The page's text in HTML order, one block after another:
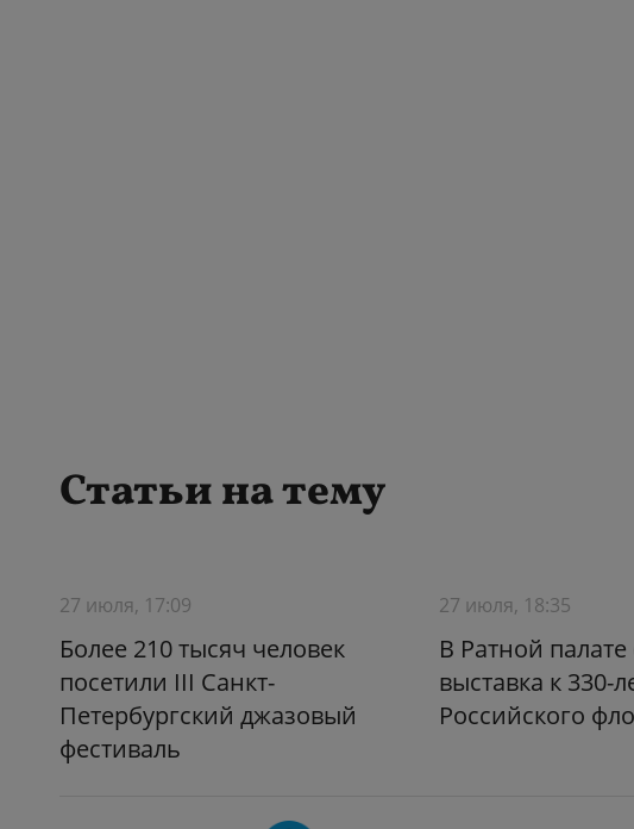
Статьи на тему
27 июля, 17:09
Более 210 тысяч человек
посетили III Санкт-
Петербургский джазовый
фестиваль
27 июля, 18:35
В Ратной
выставка к 330-
Российского